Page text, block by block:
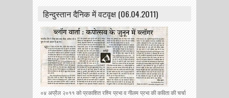
हिन्‍दुस्‍तान दैनिक में वटवृक्ष (06.04.2011)
०४ अप्रैल २०११ को प्रकाशित रश्मि प्रभा व नीलम प्रभा की कविता की चर्चा